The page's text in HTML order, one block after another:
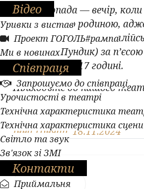
Відео
Уривки з вистав
Проект ГОГОЛЬ#рампа
Ми в новинах
Співпраця
Запрошуємо до співпраці
Урочистості в театрі
Технічна характеристика
Технічна характеристика сцени
Світло та звук
Зв'язок зі ЗМІ
Контакти
Приймальня
24 листопада — вечір,
прийти всією родиною,
вистава «Шлюб по-
Анатолій Пундик) за
Початок — о 17 годині.
Приходьте до нашого
Інна Гончар, 18.11.2024
Попередня